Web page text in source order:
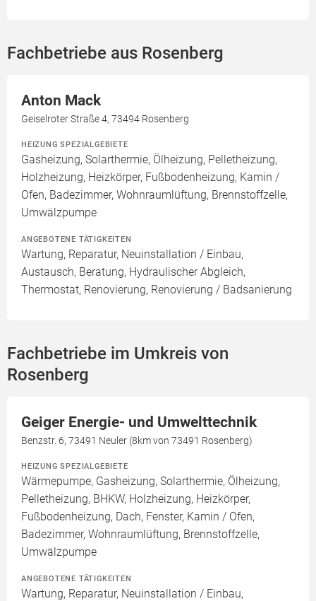
Fachbetriebe aus Rosenberg
Anton Mack
Geiselroter Straße 4, 73494 Rosenberg
HEIZUNG SPEZIALGEBIETE
Gasheizung, Solarthermie, Ölheizung, Pelletheizung,
Holzheizung, Heizkörper, Fußbodenheizung, Kamin /
Ofen, Badezimmer, Wohnraumlüftung, Brennstoffzelle,
Umwälzpumpe
ANGEBOTENE TÄTIGKEITEN
Wartung, Reparatur, Neuinstallation / Einbau,
Austausch, Beratung, Hydraulischer Abgleich,
Thermostat, Renovierung, Renovierung / Badsanierung
Fachbetriebe im Umkreis von
Rosenberg
Geiger Energie- und Umwelttechnik
Benzstr. 6, 73491 Neuler (8km von 73491 Rosenberg)
HEIZUNG SPEZIALGEBIETE
Wärmepumpe, Gasheizung, Solarthermie, Ölheizung,
Pelletheizung, BHKW, Holzheizung, Heizkörper,
Fußbodenheizung, Dach, Fenster, Kamin / Ofen,
Badezimmer, Wohnraumlüftung, Brennstoffzelle,
Umwälzpumpe
ANGEBOTENE TÄTIGKEITEN
Wartung, Reparatur, Neuinstallation / Einbau,